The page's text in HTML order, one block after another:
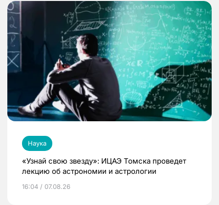
Наука
«Узнай свою звезду»: ИЦАЭ Томска проведет
лекцию об астрономии и астрологии
16:04 / 07.08.26